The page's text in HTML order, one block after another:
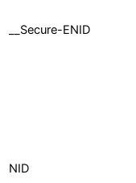
__Secure-ENID
NID